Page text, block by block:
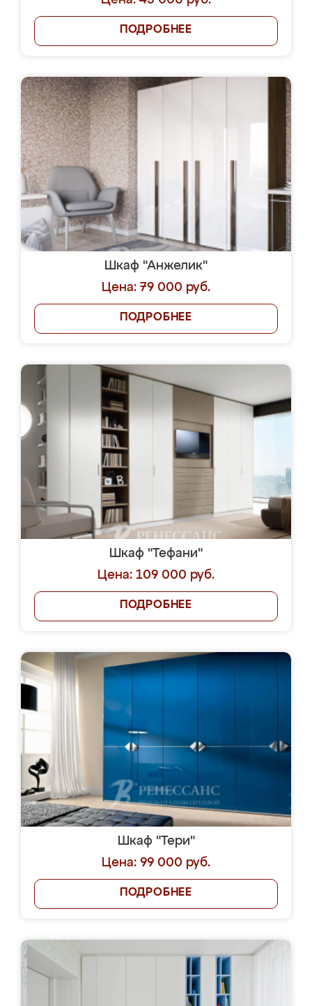
ПОДРОБНЕЕ
Шкаф "Анжелик"
Цена: 79 000 руб.
ПОДРОБНЕЕ
Шкаф "Тефани"
Цена: 109 000 руб.
ПОДРОБНЕЕ
Шкаф "Тери"
Цена: 99 000 руб.
ПОДРОБНЕЕ